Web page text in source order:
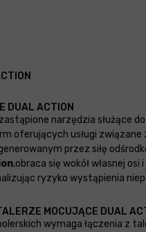
DUAL ACTION
narzędzia służące
oferujących usługi
przez siłę
,obraca się wokół własnej
ryzyko wystąpienia
MOCUJĄCE DUAL
wymaga łączenia z